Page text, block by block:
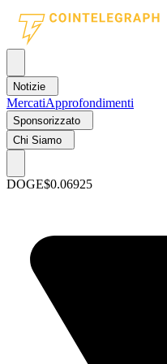
Notizie
MercatiApprofondimenti
Sponsorizzato
Chi Siamo
DOGE$0.06925